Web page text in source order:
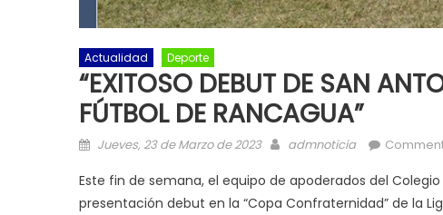
Actualidad Deporte
“EXITOSO DEBUT DE SAN
FÚTBOL DE RANCAGUA”
Posted on
Jueves, 23 de Marzo de 2023 Author
admnoticia
Este fin de semana, el equipo de apoderados del
presentación debut en la “Copa Confraternidad” de la